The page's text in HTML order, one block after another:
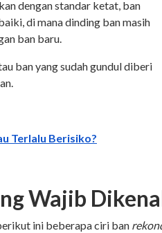
dengan standar ketat, ban
di mana dinding ban masih
ban baru.
ban yang sudah gundul diberi
Terlalu Berisiko?
Wajib
ini beberapa ciri ban